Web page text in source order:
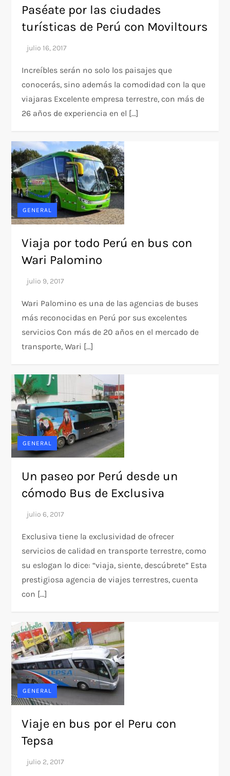
Paséate por las ciudades
turísticas de Perú con Moviltours
Increíbles serán no solo los paisajes que
conocerás, sino además la comodidad con la que
viajaras Excelente empresa terrestre, con más de
26 años de experiencia en el […]
GENERAL
Viaja por todo Perú en bus con
Wari Palomino
Wari Palomino es una de las agencias de buses
más reconocidas en Perú por sus excelentes
servicios Con más de 20 años en el mercado de
transporte, Wari […]
GENERAL
Un paseo por Perú desde un
cómodo Bus de Exclusiva
Exclusiva tiene la exclusividad de ofrecer
servicios de calidad en transporte terrestre, como
su eslogan lo dice: “viaja, siente, descúbrete” Esta
prestigiosa agencia de viajes terrestres, cuenta
con […]
GENERAL
Viaje en bus por el Peru con
Tepsa